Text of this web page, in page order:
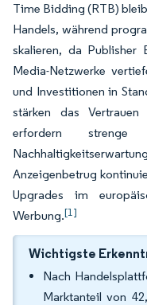
Time Bidding (RTB)
Handels, während
skalieren, da Publisher
Media-Netzwerke
und Investitionen in
stärken das Vertrauen
erfordern strenge
Anzeigenbetrug
Upgrades im
Werbung.[1]
Wichtigste
Nach
Marktanteil von